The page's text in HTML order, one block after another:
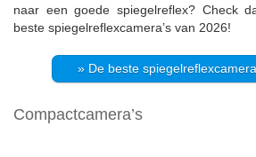
naar een goede spiegelreflex? Check
beste spiegelreflexcamera’s van 2026!
» De beste
Compactcamera’s